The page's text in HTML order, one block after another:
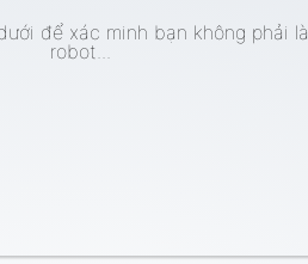
để xác minh bạn không phải là
robot...